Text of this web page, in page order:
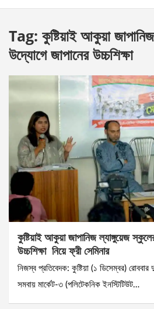
Tag: কুষ্টিয়াই আকুয়া
উদ্যোগে জাপানের উচ্চশিক্ষা
কুষ্টিয়াই আকুয়া জাপানিজ ল্যাঙ্গুয়েজ
উচ্চশিক্ষা নিয়ে ফ্রী সেমিনার
নিজস্ব প্রতিবেদক: কুষ্টিয়া (১ ডিসেম্বর)
সমবায় মার্কেট-৩ (পলিটেকনিক ইনস্টিটিউট…